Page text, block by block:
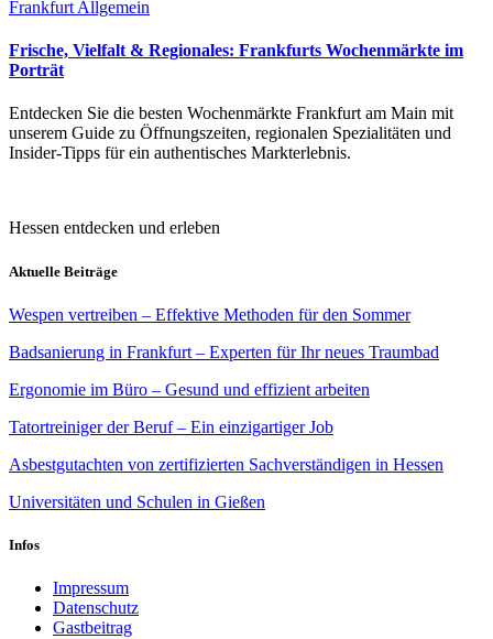
Frankfurt Allgemein
Frische, Vielfalt & Regionales: Frankfurts Wochenmärkte im
Porträt
Entdecken Sie die besten Wochenmärkte Frankfurt am Main mit
unserem Guide zu Öffnungszeiten, regionalen Spezialitäten und
Insider-Tipps für ein authentisches Markterlebnis.
Hessen entdecken und erleben
Aktuelle Beiträge
Wespen vertreiben – Effektive Methoden für den Sommer
Badsanierung in Frankfurt – Experten für Ihr neues Traumbad
Ergonomie im Büro – Gesund und effizient arbeiten
Tatortreiniger der Beruf – Ein einzigartiger Job
Asbestgutachten von zertifizierten Sachverständigen in Hessen
Universitäten und Schulen in Gießen
Infos
Impressum
Datenschutz
Gastbeitrag